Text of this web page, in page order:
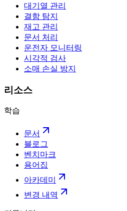
대기열 관리
결함 탐지
재고 관리
문서 처리
운전자 모니터링
시각적 검사
소매 손실 방지
리소스
학습
문서
블로그
벤치마크
용어집
아카데미
변경 내역